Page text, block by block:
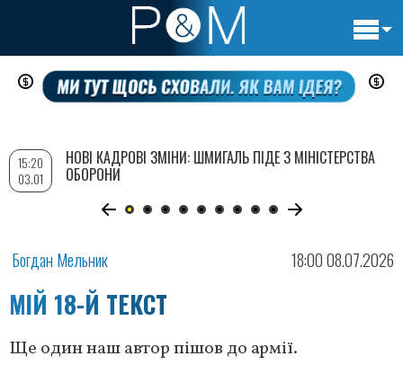
Перейти
до
вмісту
Богдан Мельник 18:00 08.07.2026
МІЙ 18-Й ТЕКСТ
Ще один наш автор пішов до армії.
15:20
03.01
НОВІ КАДРОВІ ЗМІНИ: ШМИГАЛЬ ПІДЕ З МІНІСТЕРСТВА
ОБОРОНИ